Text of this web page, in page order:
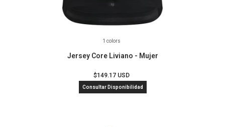
1 colors
Jersey Core Liviano - Mujer
$149.17 USD
Consultar Disponibilidad